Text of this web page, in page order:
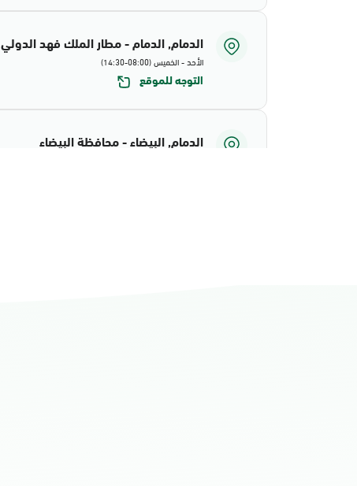
الدمام, الدمام - مطار الملك فهد الدولي
الأحد - الخميس (08:00-14:30)
التوجه للموقع
الدمام, البيضاء - محافظة البيضاء